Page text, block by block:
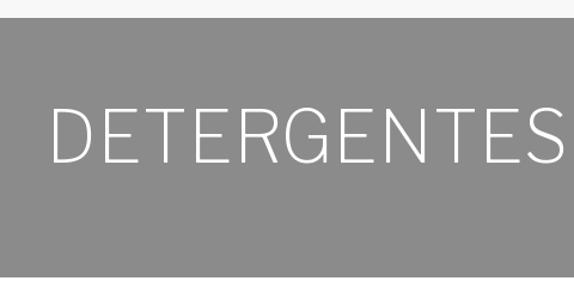
DETERGENTES